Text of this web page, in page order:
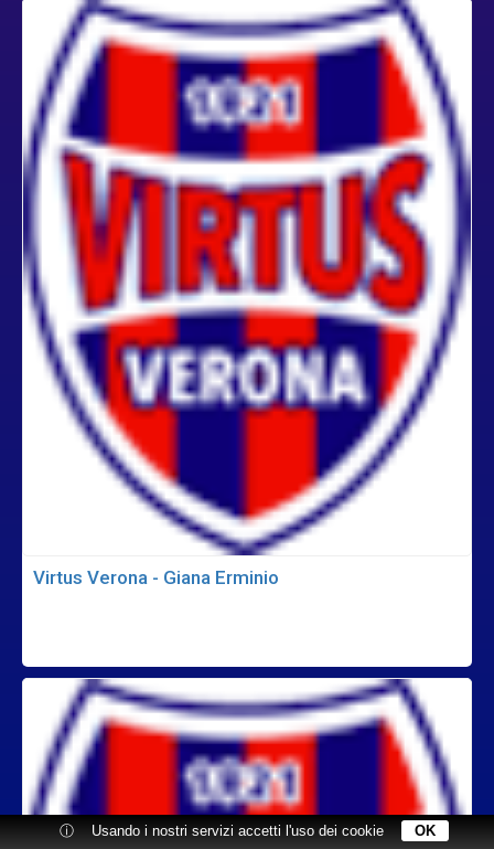
Virtus Verona - Giana Erminio
ⓘ Usando i nostri servizi accetti l'uso dei cookie OK